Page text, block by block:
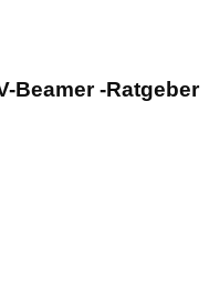
Beamer -Ratgeber